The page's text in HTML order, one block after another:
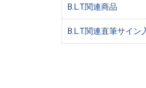
B.L.T.関連商品
B.L.T.関連直筆サイン